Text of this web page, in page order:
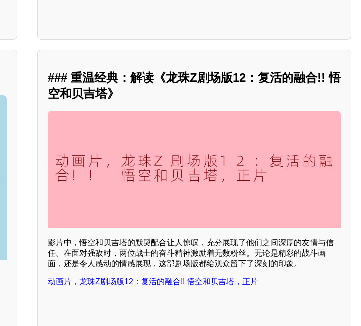
### 重温经典：解读《龙珠Z剧场版12：复活的融合!! 悟
空和贝吉塔》
影片中，悟空和贝吉塔的默契配合让人惊叹，充分展现了他们之间深厚的友情与信
任。在面对强敌时，两位战士的奋斗精神激励着无数粉丝。无论是精彩的战斗画
面，还是令人感动的情感展现，这部剧场版都给观众留下了深刻的印象。
动画片，龙珠Z剧场版12：复活的融合!! 悟空和贝吉塔，正片